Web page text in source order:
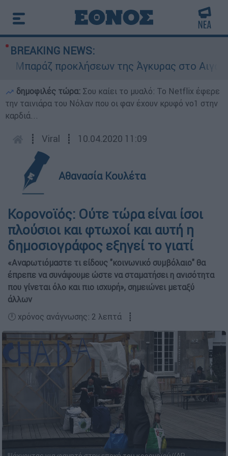
BREAKING NEWS:
προκλήσεων της Άγκυρας στο Αιγαίο:
δημοφιλές τώρα: Σου καίει το μυαλό: Το Netflix έφερε
την ταινιάρα του Νόλαν που οι φαν έχουν κρυφό νο1 στην
καρδιά...
┋ Viral ┋ 10.04.2020 11:09
Αθανασία Κουλέτα
Κορονοϊός: Ούτε τώρα είναι ίσοι
πλούσιοι και φτωχοί και αυτή η
δημοσιογράφος εξηγεί το γιατί
«Αναρωτιόμαστε τι είδους "κοινωνικό συμβόλαιο" θα
έπρεπε να συνάψουμε ώστε να σταματήσει η ανισότητα
που γίνεται όλο και πιο ισχυρή», σημειώνει μεταξύ
άλλων
🕛 χρόνος ανάγνωσης: 2 λεπτά ┋